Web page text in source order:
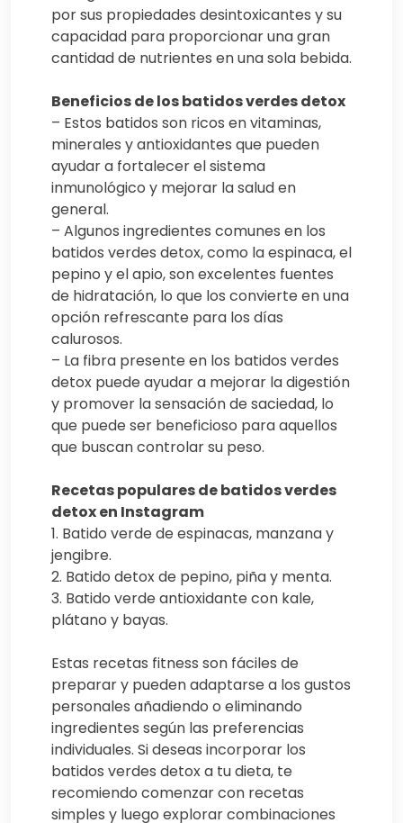
por sus propiedades desintoxicantes y su
capacidad para proporcionar una gran
cantidad de nutrientes en una sola bebida.
Beneficios de los batidos verdes detox
– Estos batidos son ricos en vitaminas,
minerales y antioxidantes que pueden
ayudar a fortalecer el sistema
inmunológico y mejorar la salud en
general.
– Algunos ingredientes comunes en los
batidos verdes detox, como la espinaca, el
pepino y el apio, son excelentes fuentes
de hidratación, lo que los convierte en una
opción refrescante para los días
calurosos.
– La fibra presente en los batidos verdes
detox puede ayudar a mejorar la digestión
y promover la sensación de saciedad, lo
que puede ser beneficioso para aquellos
que buscan controlar su peso.
Recetas populares de batidos verdes
detox en Instagram
1. Batido verde de espinacas, manzana y
jengibre.
2. Batido detox de pepino, piña y menta.
3. Batido verde antioxidante con kale,
plátano y bayas.
Estas recetas fitness son fáciles de
preparar y pueden adaptarse a los gustos
personales añadiendo o eliminando
ingredientes según las preferencias
individuales. Si deseas incorporar los
batidos verdes detox a tu dieta, te
recomiendo comenzar con recetas
simples y luego explorar combinaciones